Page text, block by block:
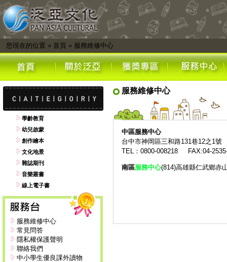
您現在的位置 » 首頁 » 服務維修中心
學齡教育
幼兒啟蒙
創作繪本
文化地景
雜誌期刊
音樂叢書
線上電子書
服務維修中心
常見問答
隱私權保護聲明
聯絡我們
中小學生優良課外讀物
服務維修中心
中區服務中心
台中市神岡區三和路131巷12之1號
TEL：0800-008218 FAX:04-
南區服務中心(814)高雄縣仁武鄉赤